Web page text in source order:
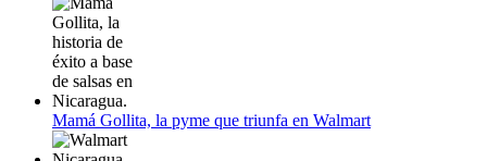
Mamá Gollita, la pyme que triunfa en Walmart